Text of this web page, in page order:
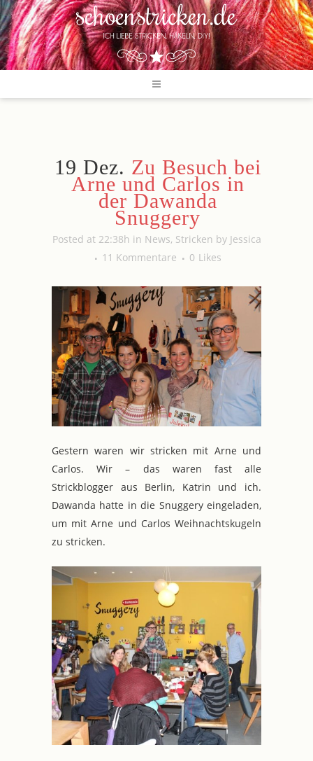
19 Dez. Zu Besuch bei
Arne und Carlos in
der Dawanda
Snuggery
Posted at 22:38h in News, Stricken by Jessica
11 Kommentare
0 Likes
Gestern waren wir stricken mit Arne und
Carlos. Wir – das waren fast alle
Strickblogger aus Berlin, Katrin und ich.
Dawanda hatte in die Snuggery eingeladen,
um mit Arne und Carlos Weihnachtskugeln
zu stricken.